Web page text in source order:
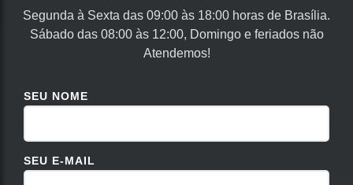
Segunda à Sexta das 09:00 às 18:00 horas de Brasília.
Sábado das 08:00 às 12:00, Domingo e feriados não
Atendemos!
SEU NOME
SEU E-MAIL